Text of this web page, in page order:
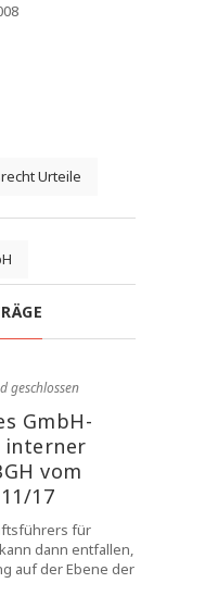
Urteile
geschlossen
GmbH-
interner
vom
17
für
dann entfallen,
auf der Ebene der